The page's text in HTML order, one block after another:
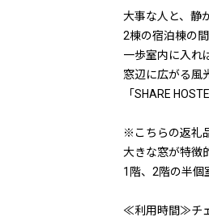
大事な人と、静
2棟の宿泊棟の
一歩室内に入れ
窓辺に広がる風
「SHARE
※こちらの返礼
大きな窓が特徴
1階、2階の半個
≪利用時間≫チ